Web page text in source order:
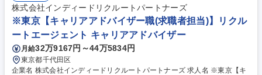
ートエージェント
株式会社インディードリクルートパートナーズ
※東京【キャリアアドバイザー職(求職者担当)】リクル
ートエージェント キャリアアドバイザー
月給32万9167円～44万5834円
東京都千代田区
企業名 株式会社インディードリクルートパートナーズ 求人名 ※東京【キ